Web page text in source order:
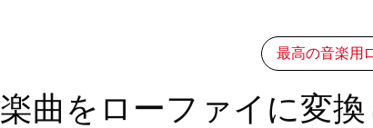
最高の音楽用
楽曲をローファイに変